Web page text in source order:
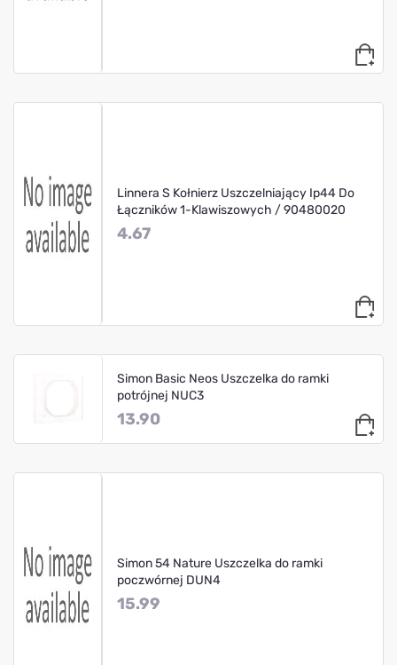
Linnera S Kołnierz Uszczelniający Ip44 Do
Łączników 1-Klawiszowych / 90480020
4.67
Simon Basic Neos Uszczelka do ramki
potrójnej NUC3
13.90
Simon 54 Nature Uszczelka do ramki
poczwórnej DUN4
15.99